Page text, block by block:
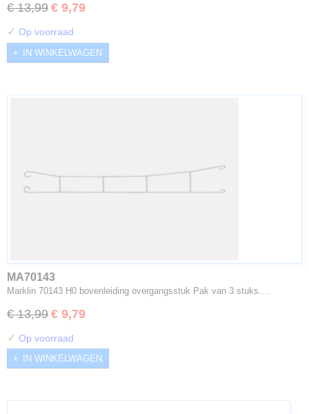
€ 13,99 € 9,79
✓ Op voorraad
IN WINKELWAGEN
MA70143
Marklin 70143 H0 bovenleiding overgangsstuk Pak van 3 stuks.…
€ 13,99 € 9,79
✓ Op voorraad
IN WINKELWAGEN